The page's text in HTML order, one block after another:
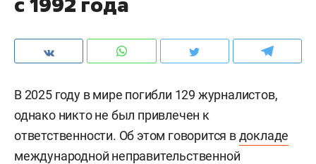
В 2025 году в мире погибли 129 журналистов,
однако никто не был привлечен к
ответственности. Об этом говорится вдокладе
международной неправительственной